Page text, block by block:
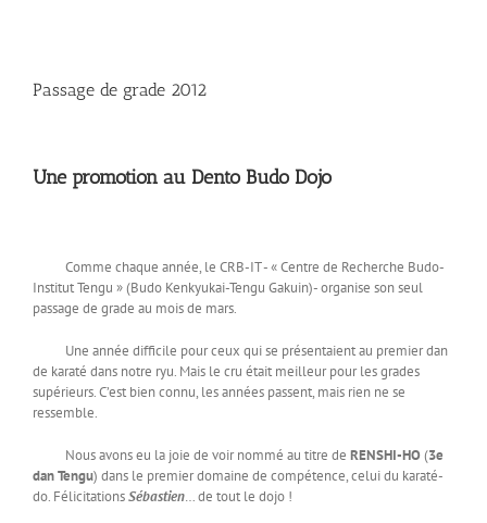
Passage de grade 2012
Une promotion au Dento Budo Dojo
Comme chaque année, le CRB-IT - « Centre de Recherche Budo-
Institut Tengu » (Budo Kenkyukai-Tengu Gakuin)- organise son seul
passage de grade au mois de mars.
Une année difficile pour ceux qui se présentaient au premier dan
de karaté dans notre ryu. Mais le cru était meilleur pour les grades
supérieurs. C’est bien connu, les années passent, mais rien ne se
ressemble.
Nous avons eu la joie de voir nommé au titre de RENSHI-HO(3e
dan Tengu) dans le premier domaine de compétence, celui du karaté-
do. FélicitationsSébastien… de tout le dojo !